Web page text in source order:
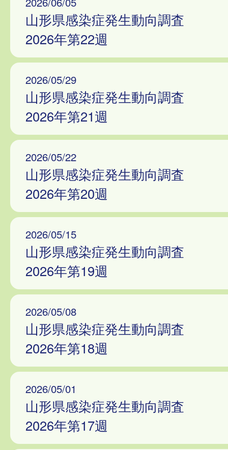
山形県感染症発生動向調査
2026年第22週
2026/05/29
山形県感染症発生動向調査
2026年第21週
2026/05/22
山形県感染症発生動向調査
2026年第20週
2026/05/15
山形県感染症発生動向調査
2026年第19週
2026/05/08
山形県感染症発生動向調査
2026年第18週
2026/05/01
山形県感染症発生動向調査
2026年第17週